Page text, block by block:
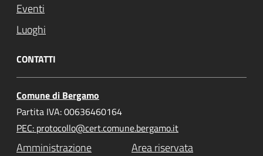
Eventi
Luoghi
CONTATTI
Comune di Bergamo
Partita IVA: 00636460164
PEC: protocollo@cert.comune.bergamo.it
Amministrazione
Area riservata